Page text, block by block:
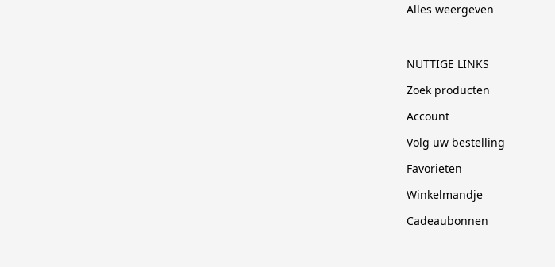
Alles weergeven
NUTTIGE LINKS
Zoek producten
Account
Volg uw bestelling
Favorieten
Winkelmandje
Cadeaubonnen